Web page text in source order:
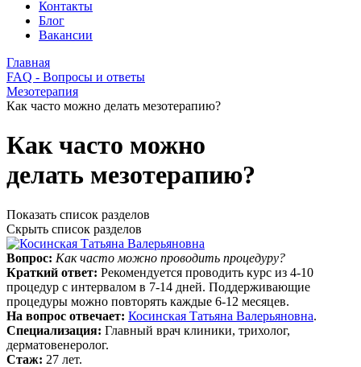
Контакты
Блог
Вакансии
Главная
FAQ - Вопросы и ответы
Мезотерапия
Как часто можно делать мезотерапию?
Как часто можно
делать мезотерапию?
Показать список разделов
Скрыть список разделов
Вопрос: Как часто можно проводить процедуру?
Краткий ответ: Рекомендуется проводить курс из 4-10
процедур с интервалом в 7-14 дней. Поддерживающие
процедуры можно повторять каждые 6-12 месяцев.
На вопрос отвечает: Косинская Татьяна Валерьяновна.
Специализация: Главный врач клиники, трихолог,
дерматовенеролог.
Стаж: 27 лет.